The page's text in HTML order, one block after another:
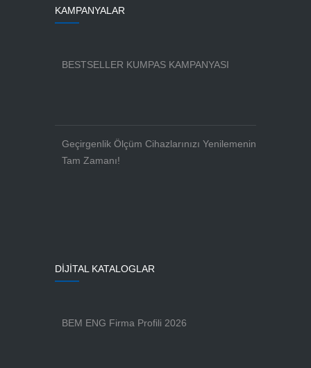
KAMPANYALAR
BESTSELLER KUMPAS KAMPANYASI
Geçirgenlik Ölçüm Cihazlarınızı Yenilemenin
Tam Zamanı!
DİJİTAL KATALOGLAR
BEM ENG Firma Profili 2026